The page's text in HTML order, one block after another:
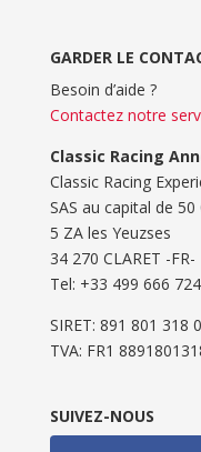
GARDER LE
Besoin d’aide ?
Contactez notre
Classic Racing
Classic Racing
SAS au capital de 50
5 ZA les Yeuzses
34 270 CLARET -FR-
Tel: ‭+33 499 666 724‬
SIRET: 891 801 318
TVA: FR1
SUIVEZ-NOUS